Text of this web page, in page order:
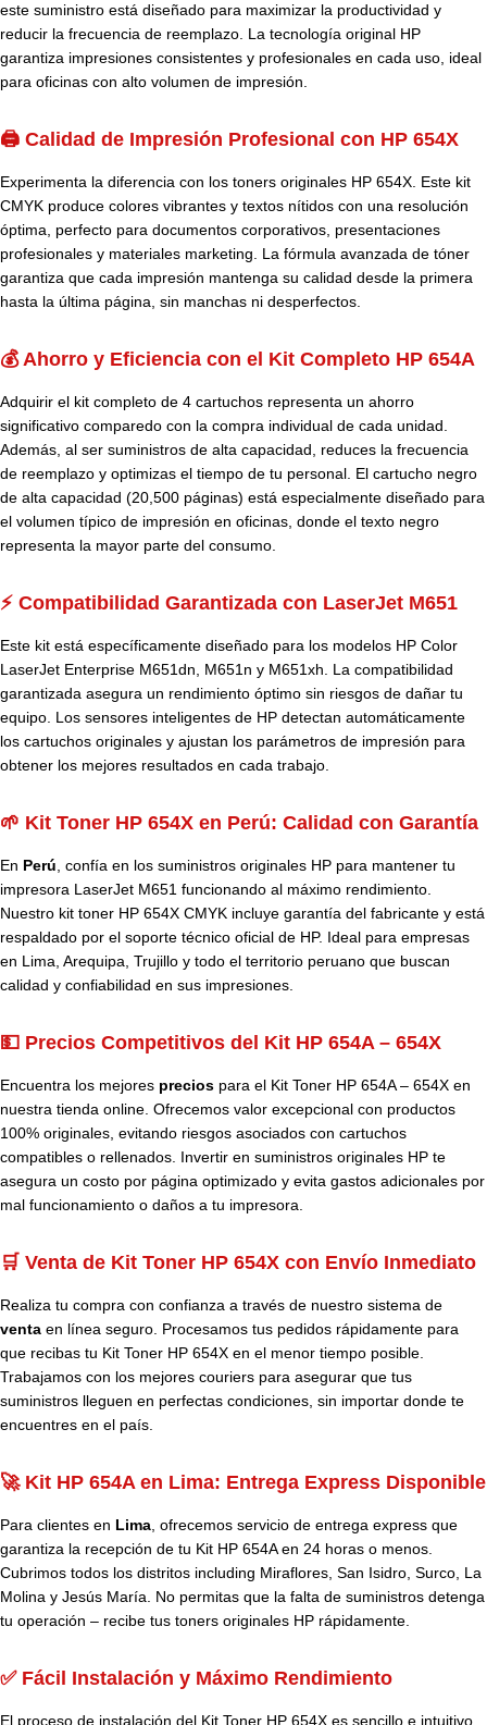
este suministro está diseñado para maximizar la productividad y
reducir la frecuencia de reemplazo. La tecnología original HP
garantiza impresiones consistentes y profesionales en cada uso, ideal
para oficinas con alto volumen de impresión.
🖨️ Calidad de Impresión Profesional con HP 654X
Experimenta la diferencia con los toners originales HP 654X. Este kit
CMYK produce colores vibrantes y textos nítidos con una resolución
óptima, perfecto para documentos corporativos, presentaciones
profesionales y materiales marketing. La fórmula avanzada de tóner
garantiza que cada impresión mantenga su calidad desde la primera
hasta la última página, sin manchas ni desperfectos.
💰 Ahorro y Eficiencia con el Kit Completo HP 654A
Adquirir el kit completo de 4 cartuchos representa un ahorro
significativo comparedo con la compra individual de cada unidad.
Además, al ser suministros de alta capacidad, reduces la frecuencia
de reemplazo y optimizas el tiempo de tu personal. El cartucho negro
de alta capacidad (20,500 páginas) está especialmente diseñado para
el volumen típico de impresión en oficinas, donde el texto negro
representa la mayor parte del consumo.
⚡ Compatibilidad Garantizada con LaserJet M651
Este kit está específicamente diseñado para los modelos HP Color
LaserJet Enterprise M651dn, M651n y M651xh. La compatibilidad
garantizada asegura un rendimiento óptimo sin riesgos de dañar tu
equipo. Los sensores inteligentes de HP detectan automáticamente
los cartuchos originales y ajustan los parámetros de impresión para
obtener los mejores resultados en cada trabajo.
🌱 Kit Toner HP 654X en Perú: Calidad con Garantía
En Perú, confía en los suministros originales HP para mantener tu
impresora LaserJet M651 funcionando al máximo rendimiento.
Nuestro kit toner HP 654X CMYK incluye garantía del fabricante y está
respaldado por el soporte técnico oficial de HP. Ideal para empresas
en Lima, Arequipa, Trujillo y todo el territorio peruano que buscan
calidad y confiabilidad en sus impresiones.
💵 Precios Competitivos del Kit HP 654A – 654X
Encuentra los mejores precios para el Kit Toner HP 654A – 654X en
nuestra tienda online. Ofrecemos valor excepcional con productos
100% originales, evitando riesgos asociados con cartuchos
compatibles o rellenados. Invertir en suministros originales HP te
asegura un costo por página optimizado y evita gastos adicionales por
mal funcionamiento o daños a tu impresora.
🛒 Venta de Kit Toner HP 654X con Envío Inmediato
Realiza tu compra con confianza a través de nuestro sistema de
venta en línea seguro. Procesamos tus pedidos rápidamente para
que recibas tu Kit Toner HP 654X en el menor tiempo posible.
Trabajamos con los mejores couriers para asegurar que tus
suministros lleguen en perfectas condiciones, sin importar donde te
encuentres en el país.
🚀 Kit HP 654A en Lima: Entrega Express Disponible
Para clientes en Lima, ofrecemos servicio de entrega express que
garantiza la recepción de tu Kit HP 654A en 24 horas o menos.
Cubrimos todos los distritos including Miraflores, San Isidro, Surco, La
Molina y Jesús María. No permitas que la falta de suministros detenga
tu operación – recibe tus toners originales HP rápidamente.
✅ Fácil Instalación y Máximo Rendimiento
El proceso de instalación del Kit Toner HP 654X es sencillo e intuitivo.